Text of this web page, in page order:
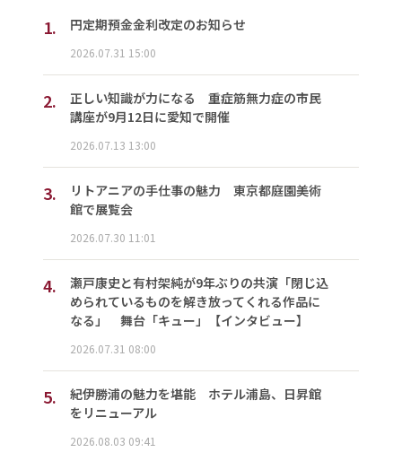
1.
円定期預金金利改定のお知らせ
2026.07.31 15:00
2.
正しい知識が力になる 重症筋無力症の市民
講座が9月12日に愛知で開催
2026.07.13 13:00
3.
リトアニアの手仕事の魅力 東京都庭園美術
館で展覧会
2026.07.30 11:01
4.
瀬戸康史と有村架純が9年ぶりの共演「閉じ込
められているものを解き放ってくれる作品に
なる」 舞台「キュー」【インタビュー】
2026.07.31 08:00
5.
紀伊勝浦の魅力を堪能 ホテル浦島、日昇館
をリニューアル
2026.08.03 09:41